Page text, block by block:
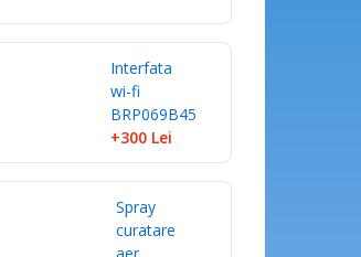
Interfata
wi-fi
BRP069B45
+300 Lei
Spray
curatare